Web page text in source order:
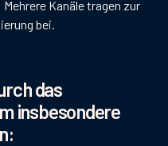
Kanäle tragen zur
bei.
das
insbesondere